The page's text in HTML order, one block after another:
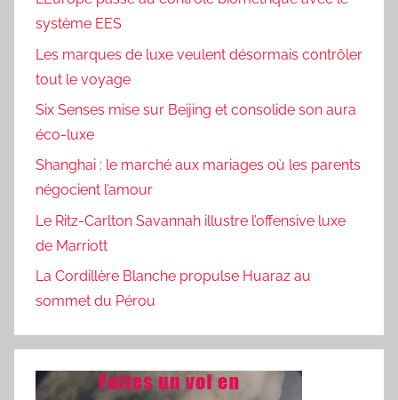
système EES
Les marques de luxe veulent désormais contrôler
tout le voyage
Six Senses mise sur Beijing et consolide son aura
éco-luxe
Shanghai : le marché aux mariages où les parents
négocient l’amour
Le Ritz-Carlton Savannah illustre l’offensive luxe
de Marriott
La Cordillère Blanche propulse Huaraz au
sommet du Pérou